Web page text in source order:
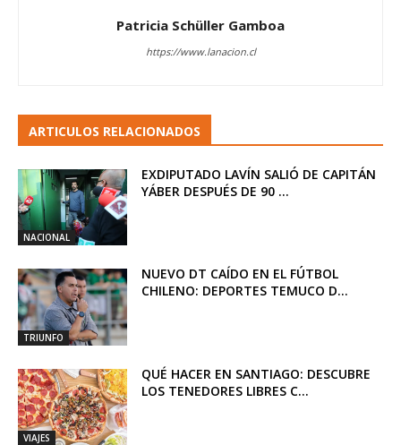
Patricia Schüller Gamboa
https://www.lanacion.cl
ARTICULOS RELACIONADOS
NACIONAL
EXDIPUTADO LAVÍN SALIÓ DE CAPITÁN
YÁBER DESPUÉS DE 90 ...
TRIUNFO
NUEVO DT CAÍDO EN EL FÚTBOL
CHILENO: DEPORTES TEMUCO D...
VIAJES
QUÉ HACER EN SANTIAGO: DESCUBRE
LOS TENEDORES LIBRES C...